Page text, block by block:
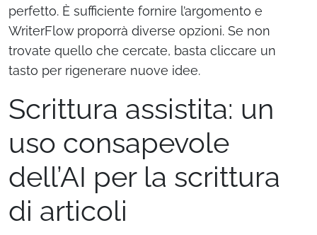
perfetto. È sufficiente fornire l’argomento e
WriterFlow proporrà diverse opzioni. Se non
trovate quello che cercate, basta cliccare un
tasto per rigenerare nuove idee.
Scrittura assistita: un
uso consapevole
dell’AI per la scrittura
di articoli